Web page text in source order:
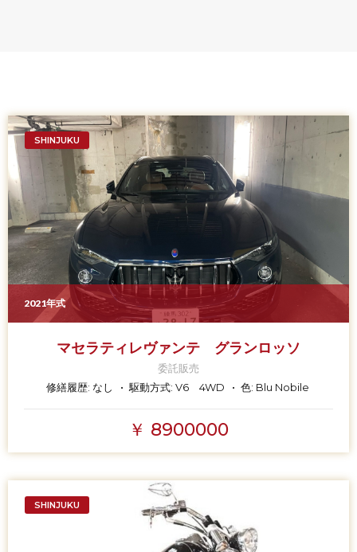
SHINJUKU
2021年式
マセラティレヴァンテ グランロッソ
委託販売
修繕履歴: なし 駆動方式: V6 4WD 色: Blu Nobile
￥ 8900000
SHINJUKU